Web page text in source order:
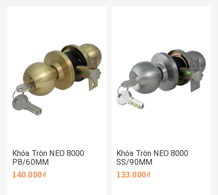
Khóa Tròn NEO 8000
PB/60MM
140.000₫
Khóa Tròn NEO 8000
SS/90MM
133.000₫